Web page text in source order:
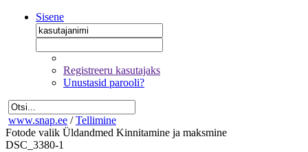
Sisene
Registreeru kasutajaks
Unustasid parooli?
www.snap.ee / Tellimine
Fotode valik Üldandmed Kinnitamine ja maksmine
DSC_3380-1